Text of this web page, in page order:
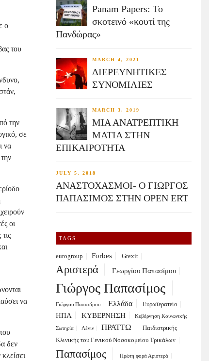
ο
του
την
σε
να
οι
να
δεν
Panam Papers: Το
σκοτεινό «κουτί της
Πανδώρας»
MARCH 4, 2021
ΔΙΕΡΕΥΝΗΤΙΚΕΣ
ΣΥΝΟΜΙΛΙΕΣ
MARCH 3, 2019
ΜΙΑ ΑΝΑΤΡΕΠΤΙΚΗ
ΜΑΤΙΑ ΣΤΗΝ
ΕΠΙΚΑΙΡΟΤΗΤΑ
JULY 5, 2018
ΑΝΑΣΤΟΧΑΣΜΟΙ- Ο ΓΙΩΡΓΟΣ
ΠΑΠΑΣΙΜΟΣ ΣΤΗΝ OPEN ERT
TAGS
eurogroup Forbes Grexit
Αριστερά Γεωργίου Παπασίμου
Γιώργος Παπασίμος
Γιώργου Παπασίμου Ελλάδα Ευρωϊερατείο
ΗΠΑ ΚΥΒΕΡΝΗΣΗ Κυβέρνηση Κοινωνικής
Σωτηρία Λένιν ΠΡΑΤΤΩ
Παιδιατρικής
Κλινικής του Γενικού Νοσοκομείου Τρικάλων
Παπασίμος Πρώτη φορά Αριστερά